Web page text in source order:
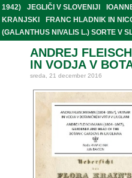
1942)
JEGLIČI V SLOVENIJI
KRANJSKI
FRANC HLADNIK IN
(GALANTHUS NIVALIS L.) SORTE V
ANDREJ
IN VODJA V
sreda, 21 december 2016